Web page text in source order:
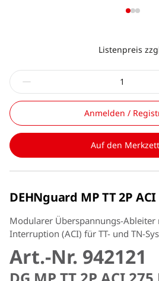
Listenpreis
Anmelden /
Auf den
DEHNguard MP TT 2P ACI
Modularer Überspannungs-Ableiter
Interruption (ACI) für TT- und TN-
Art.-Nr. 942121